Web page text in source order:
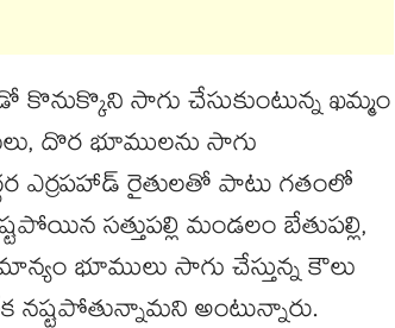
కొనుక్కొని సాగు చేసుకుంటున్న ఖమ్మం
దొర భూములను సాగు
ఎర్రపహాడ్ రైతులతో పాటు గతంలో
సత్తుపల్లి మండలం బేతుపల్లి,
భూములు సాగు చేస్తున్న కౌలు
అంటున్నారు.